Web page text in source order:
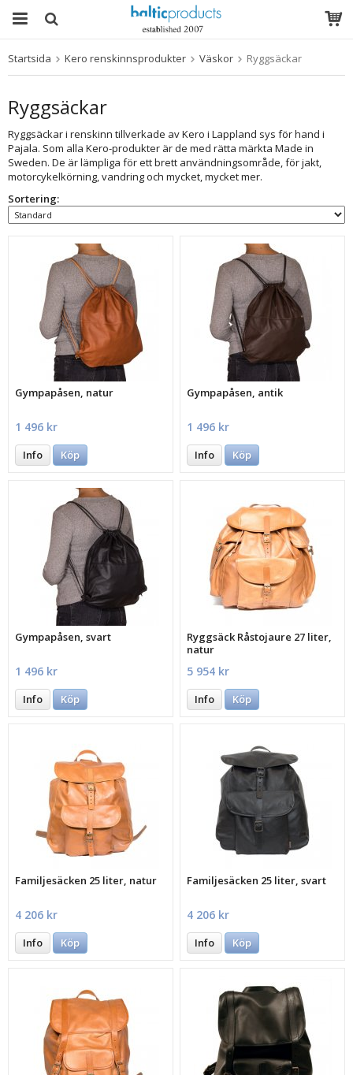
Startsida Kero renskinnsprodukter Väskor Ryggsäckar
Ryggsäckar
Ryggsäckar i renskinn tillverkade av Kero i Lappland sys för hand i
Pajala. Som alla Kero-produkter är de med rätta märkta Made in
Sweden. De är lämpliga för ett brett användningsområde, för jakt,
motorcykelkörning, vandring och mycket, mycket mer.
Sortering:
Gympapåsen, natur
1 496 kr
Info Köp
Gympapåsen, antik
1 496 kr
Info Köp
Gympapåsen, svart
1 496 kr
Info Köp
Ryggsäck Råstojaure 27 liter,
natur
5 954 kr
Info Köp
Familjesäcken 25 liter, natur
4 206 kr
Info Köp
Familjesäcken 25 liter, svart
4 206 kr
Info Köp